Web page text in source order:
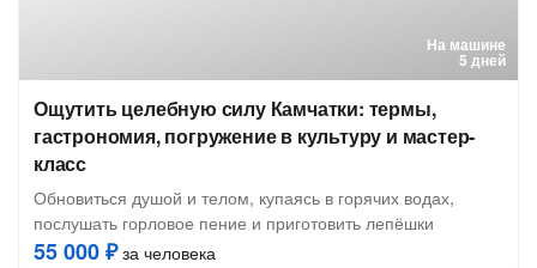
На машине
5 дней
Ощутить целебную силу Камчатки: термы,
гастрономия, погружение в культуру и мастер-
класс
Обновиться душой и телом, купаясь в горячих водах,
послушать горловое пение и приготовить лепёшки
55 000 ₽за человека